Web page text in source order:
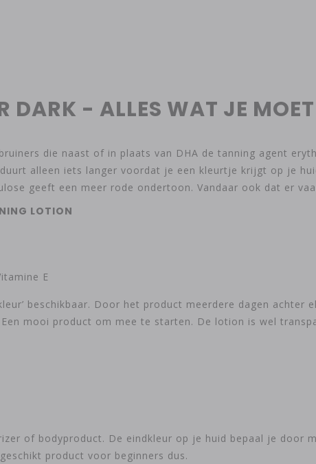
DARK - ALLES WAT JE
die naast of in plaats van DHA de tanning agent
alleen iets langer voordat je een kleurtje krijgt op je
geeft een meer rode ondertoon. Vandaar ook dat er
LOTION
E
beschikbaar. Door het product meerdere dagen achter
mooi product om mee te starten. De lotion is wel
of bodyproduct. De eindkleur op je huid bepaal je door
product voor beginners dus.